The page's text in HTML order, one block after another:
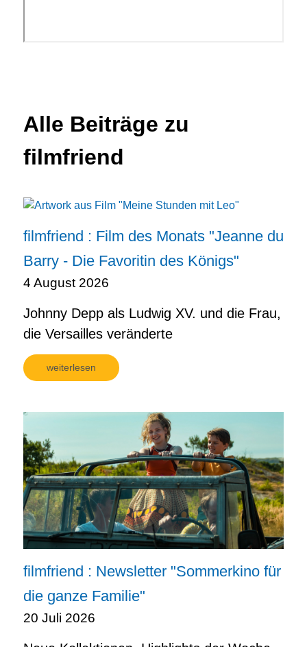
Alle Beiträge zu
filmfriend
filmfriend : Film des Monats "Jeanne du
Barry - Die Favoritin des Königs"
4 August 2026
Johnny Depp als Ludwig XV. und die Frau,
die Versailles veränderte
weiterlesen
filmfriend : Newsletter "Sommerkino für
die ganze Familie"
20 Juli 2026